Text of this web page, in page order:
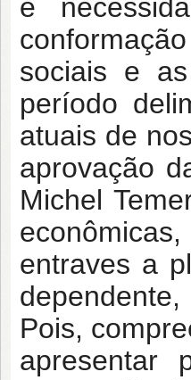
e
sociais e
período
atuais de
aprovação
Michel
entraves a
Pois,
apresentar